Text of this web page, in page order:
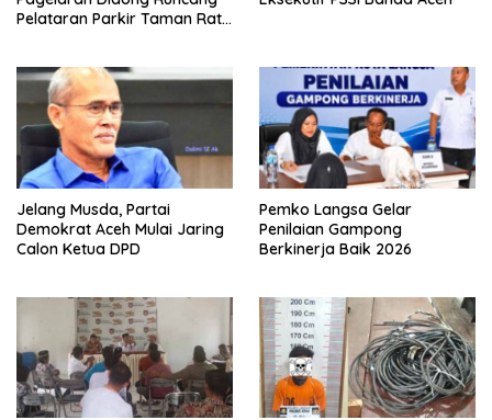
Pelataran Parkir Taman Ratu
Jelang Musda, Partai
Demokrat Aceh Mulai Jaring
Calon Ketua DPD
Pemko Langsa Gelar
Penilaian Gampong
Berkinerja Baik 2026